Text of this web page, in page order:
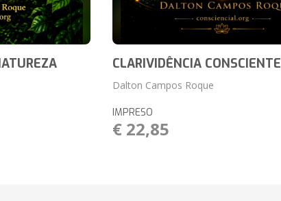
CLARIVIDÊNCIA CONSCIENTE
Dalton Campos Roque
IMPRESO
€ 22,85